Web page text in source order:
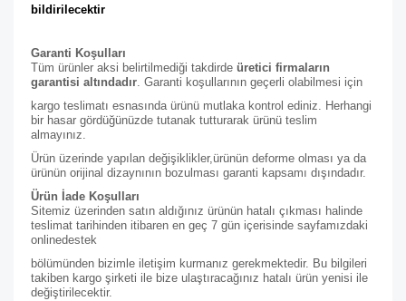
bildirilecektir
Garanti Koşulları
Tüm ürünler aksi belirtilmediği takdirde üretici firmaların
garantisi altındadır. Garanti koşullarının geçerli olabilmesi için
kargo teslimatı esnasında ürünü mutlaka kontrol ediniz. Herhangi
bir hasar gördüğünüzde tutanak tutturarak ürünü teslim
almayınız.
Ürün üzerinde yapılan değişiklikler,ürünün deforme olması ya da
ürünün orijinal dizaynının bozulması garanti kapsamı dışındadır.
Ürün İade Koşulları
Sitemiz üzerinden satın aldığınız ürünün hatalı çıkması halinde
teslimat tarihinden itibaren en geç 7 gün içerisinde sayfamızdaki
onlinedestek
bölümünden bizimle iletişim kurmanız gerekmektedir. Bu bilgileri
takiben kargo şirketi ile bize ulaştıracağınız hatalı ürün yenisi ile
değiştirilecektir.